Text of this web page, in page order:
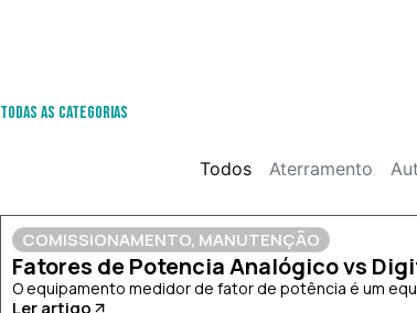
Todas as Categorias
Aterramento
Todos
COMISSIONAMENTO, MANUTENÇÃO
Fatores de Potencia Analógico vs
O equipamento medidor de fator de potência é um
Ler artigo